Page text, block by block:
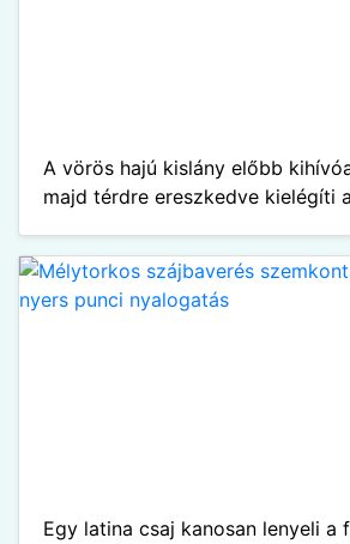
A vörös hajú kislány előbb
majd térdre ereszkedve kielégíti
Egy latina csaj kanosan lenyeli a